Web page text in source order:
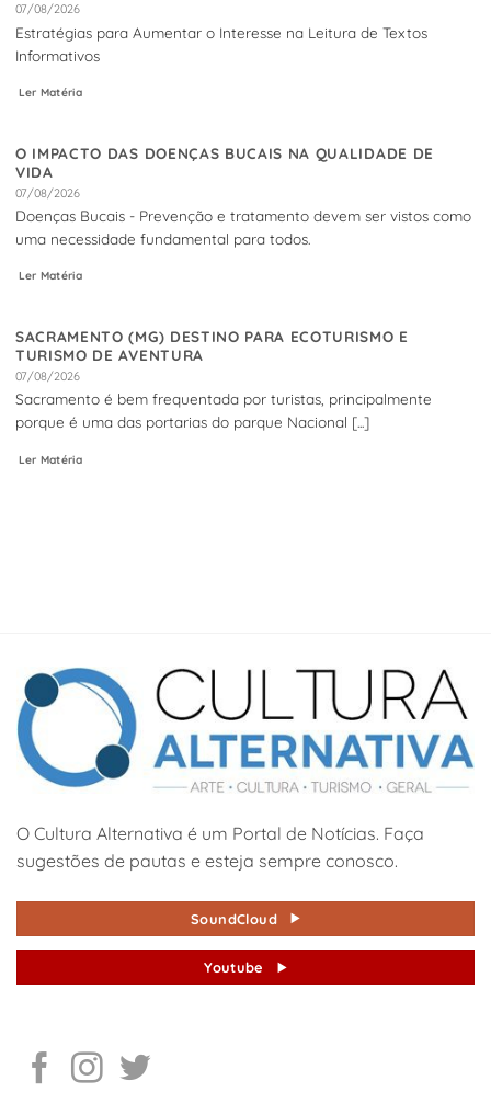
07/08/2026
Estratégias para Aumentar o Interesse na Leitura de Textos
Informativos
Ler Matéria
O IMPACTO DAS DOENÇAS BUCAIS NA QUALIDADE DE
VIDA
07/08/2026
Doenças Bucais - Prevenção e tratamento devem ser vistos como
uma necessidade fundamental para todos.
Ler Matéria
SACRAMENTO (MG) DESTINO PARA ECOTURISMO E
TURISMO DE AVENTURA
07/08/2026
Sacramento é bem frequentada por turistas, principalmente
porque é uma das portarias do parque Nacional [...]
Ler Matéria
O Cultura Alternativa é um Portal de Notícias. Faça
sugestões de pautas e esteja sempre conosco.
SoundCloud
Youtube